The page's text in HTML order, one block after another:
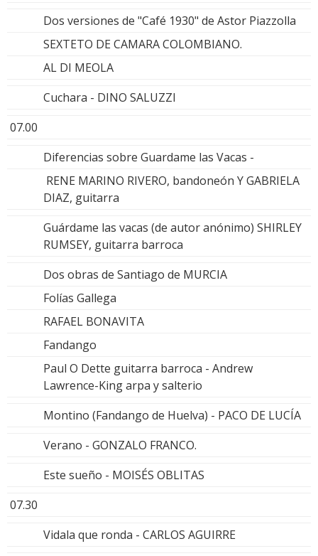
Dos versiones de "Café 1930" de Astor Piazzolla
SEXTETO DE CAMARA COLOMBIANO.
AL DI MEOLA
Cuchara - DINO SALUZZI
07.00
Diferencias sobre Guardame las Vacas -
RENE MARINO RIVERO, bandoneón Y GABRIELA
DIAZ, guitarra
Guárdame las vacas (de autor anónimo) SHIRLEY
RUMSEY, guitarra barroca
Dos obras de Santiago de MURCIA
Folías Gallega
RAFAEL BONAVITA
Fandango
Paul O Dette guitarra barroca - Andrew
Lawrence-King arpa y salterio
Montino (Fandango de Huelva) - PACO DE LUCÍA
Verano - GONZALO FRANCO.
Este sueño - MOISÉS OBLITAS
07.30
Vidala que ronda - CARLOS AGUIRRE